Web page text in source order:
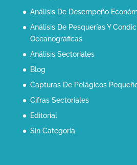
Análisis De Desempeño
Análisis De Pesquerías Y
Oceanográficas
Análisis Sectoriales
Blog
Capturas De Pelágicos
Cifras Sectoriales
Editorial
Sin Categoría